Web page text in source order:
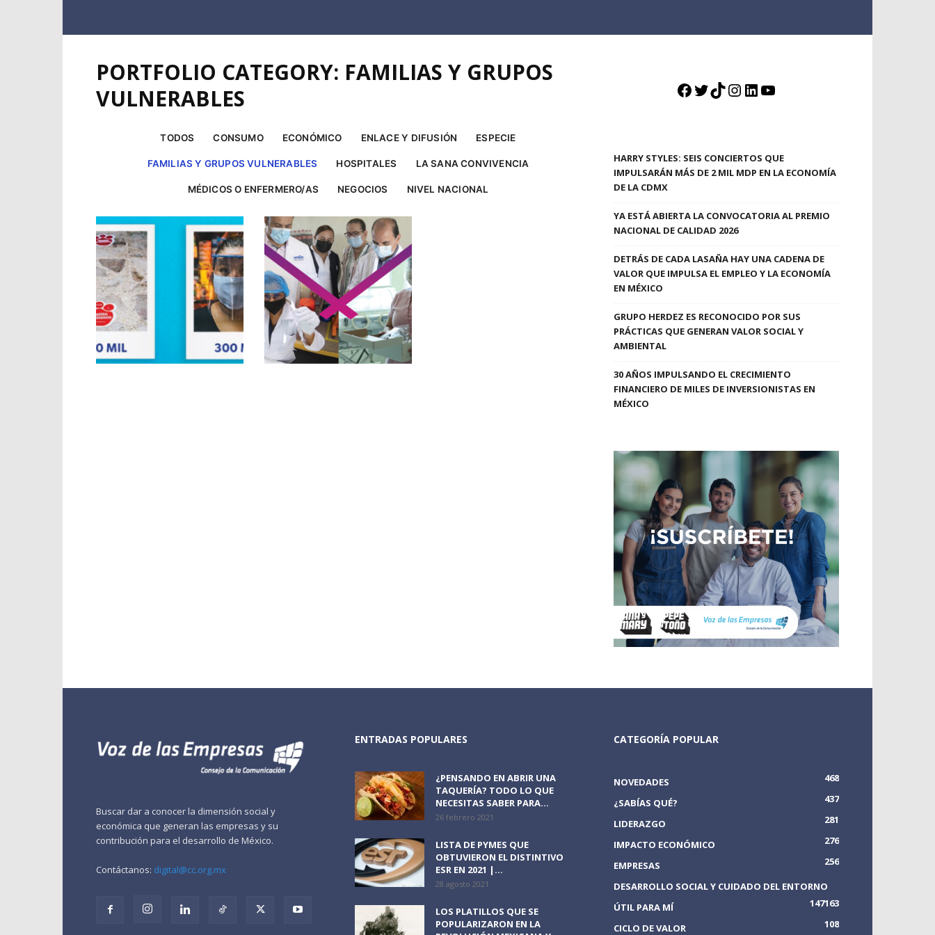
PORTFOLIO CATEGORY: FAMILIAS Y GRUPOS
VULNERABLES
TODOS CONSUMO ECONÓMICO ENLACE Y DIFUSIÓN ESPECIE
FAMILIAS Y GRUPOS VULNERABLES HOSPITALES LA SANA CONVIVENCIA
MÉDICOS O ENFERMERO/AS NEGOCIOS NIVEL NACIONAL
Facebook
Twitter
TikTok
Instagram
LinkedIn
YouTube
HARRY STYLES: SEIS CONCIERTOS QUE
IMPULSARÁN MÁS DE 2 MIL MDP EN LA ECONOMÍA
DE LA CDMX
YA ESTÁ ABIERTA LA CONVOCATORIA AL PREMIO
NACIONAL DE CALIDAD 2026
DETRÁS DE CADA LASAÑA HAY UNA CADENA DE
VALOR QUE IMPULSA EL EMPLEO Y LA ECONOMÍA
EN MÉXICO
GRUPO HERDEZ ES RECONOCIDO POR SUS
PRÁCTICAS QUE GENERAN VALOR SOCIAL Y
AMBIENTAL
30 AÑOS IMPULSANDO EL CRECIMIENTO
FINANCIERO DE MILES DE INVERSIONISTAS EN
MÉXICO
Buscar dar a conocer la dimensión social y
económica que generan las empresas y su
contribución para el desarrollo de México.
Contáctanos: digital@cc.org.mx
ENTRADAS POPULARES
¿PENSANDO EN ABRIR UNA
TAQUERÍA? TODO LO QUE
NECESITAS SABER PARA...
26 febrero 2021
LISTA DE PYMES QUE
OBTUVIERON EL DISTINTIVO
ESR EN 2021 |...
28 agosto 2021
LOS PLATILLOS QUE SE
POPULARIZARON EN LA
CATEGORÍA POPULAR
NOVEDADES
468
¿SABÍAS QUÉ?
437
LIDERAZGO
281
IMPACTO ECONÓMICO
276
EMPRESAS
256
DESARROLLO SOCIAL Y CUIDADO DEL ENTORNO
163
ÚTIL PARA MÍ
147
CICLO DE VALOR
108